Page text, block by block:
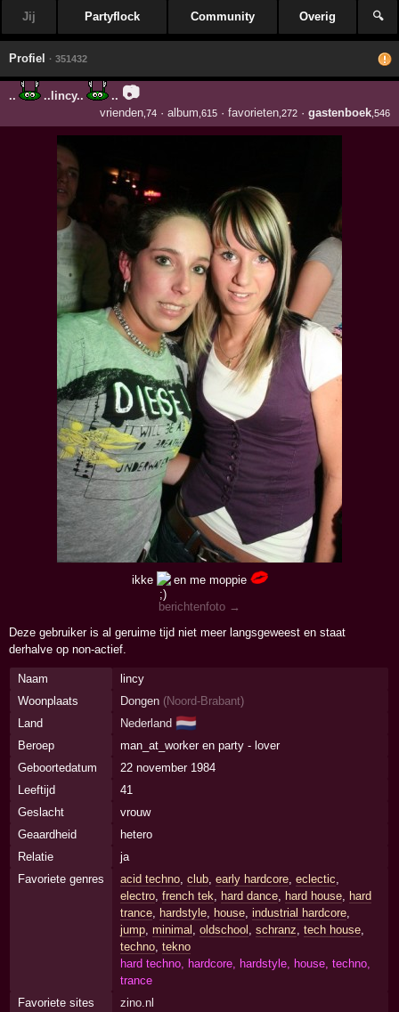
Jij Partyflock Community Overig 🔍
Profiel · 351432
.. ..lincy.. .. 📷
vrienden,74· album ,615· favorieten,272· gastenboek,546
ikke
en me moppie
berichtenfoto →
Deze gebruiker is al geruime tijd niet meer langsgeweest en staat
derhalve op non-actief.
Naam
lincy
Woonplaats
Dongen (Noord-Brabant)
Land
Nederland 🇳🇱
Beroep
man_at_worker en party - lover
Geboortedatum
22 november 1984
Leeftijd
41
Geslacht
vrouw
Geaardheid
hetero
Relatie
ja
Favoriete genres
acid techno, club, early hardcore, eclectic,
electro, french tek, hard dance, hard house, hard
trance, hardstyle, house, industrial hardcore,
jump, minimal , oldschool , schranz, tech house,
techno, tekno
hard techno, hardcore, hardstyle, house, techno,
trance
Favoriete sites
zino.nl